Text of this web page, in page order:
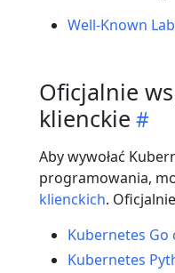
Well-Known
Oficjalnie
klienckie
Aby wywołać
programowania,
klienckich.
Kubernetes
Kubernetes